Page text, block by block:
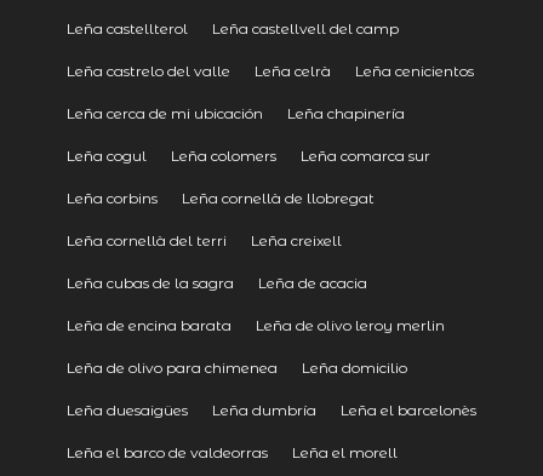
Leña castellterol Leña castellvell del camp
Leña castrelo del valle Leña celrà Leña cenicientos
Leña cerca de mi ubicación Leña chapinería
Leña cogul Leña colomers Leña comarca sur
Leña corbins Leña cornellà de llobregat
Leña cornellà del terri Leña creixell
Leña cubas de la sagra Leña de acacia
Leña de encina barata Leña de olivo leroy merlin
Leña de olivo para chimenea Leña domicilio
Leña duesaigües Leña dumbría Leña el barcelonès
Leña el barco de valdeorras Leña el morell